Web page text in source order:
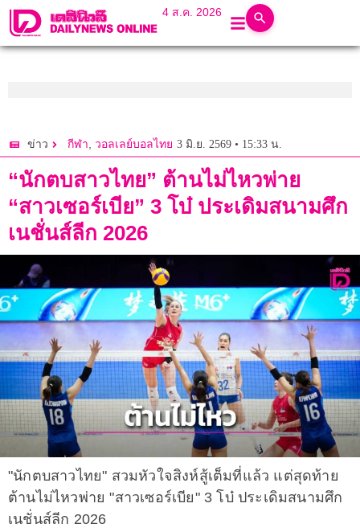
4 ส.ค. 2026
ข่าว กีฬา, วอลเลย์บอลไทย 3 มิ.ย. 2569 • 15:33 น.
“นักตบสาวไทย” ต้านไม่ไหวพ่าย
“สาวเซอร์เบีย” 3 โบ๋ ประเดิมสนามศึก
เนชั่นส์ลีก 2026
"นักตบสาวไทย" สวมหัวใจสิงห์สู้เต็มที่แล้ว แต่สุดท้าย
ต้านไม่ไหวพ่าย "สาวเซอร์เบีย" 3 โบ๋ ประเดิมสนามศึก
เนชั่นส์ลีก 2026